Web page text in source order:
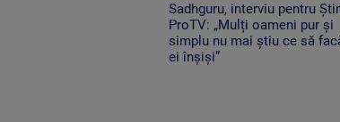
Sadhguru, interviu pentru
ProTV: „Mulți oameni pur și
simplu nu mai știu ce să
ei înșiși”